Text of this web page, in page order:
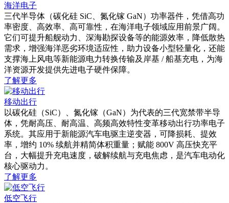
海洋电子
三代半导体（碳化硅 SiC、氮化镓 GaN）功率器件，凭借高功
率密度、高效率、高可靠性，在海洋电子领域应用前景广阔。
它们可提升船舰动力、深海勘探设备等的能源效率，降低散热
需求，增强海洋恶劣环境适应性，助力设备小型轻量化，还能
支撑海上风电等新能源电力转换传输及岸基 / 船基充电，为海
洋资源开发提供先进电子硬件保障。
了解更多
移动出行
以碳化硅（SiC）、氮化镓（GaN）为代表的三代宽禁带半导
体，凭耐高压、耐高温、高频高效特性变革移动出行功率电子
系统。其应用于新能源汽车电驱主逆变器，可降损耗、提效
率，增约 10% 续航并精简体积重量；赋能 800V 高压快充平
台，大幅提升充电速度，破解续航与充电焦虑，是汽车电动化
核心驱动力。
了解更多
低空飞行